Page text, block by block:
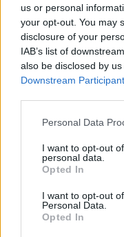
us or personal
your opt-out. You may
disclosure of your
IAB’s list of
also be disclosed by
Downstream
Personal Data
I want to opt-out
personal data.
Opted In
I want to opt-out
Personal Data.
Opted In